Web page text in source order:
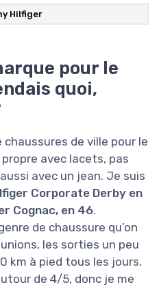
Hilfiger
pour le
quoi,
de ville pour le
avec lacets, pas
avec un jean. Je suis
Corporate Derby en
Cognac, en 46.
de chaussure qu’on
les sorties un peu
km à pied tous les jours.
de 4/5, donc je me